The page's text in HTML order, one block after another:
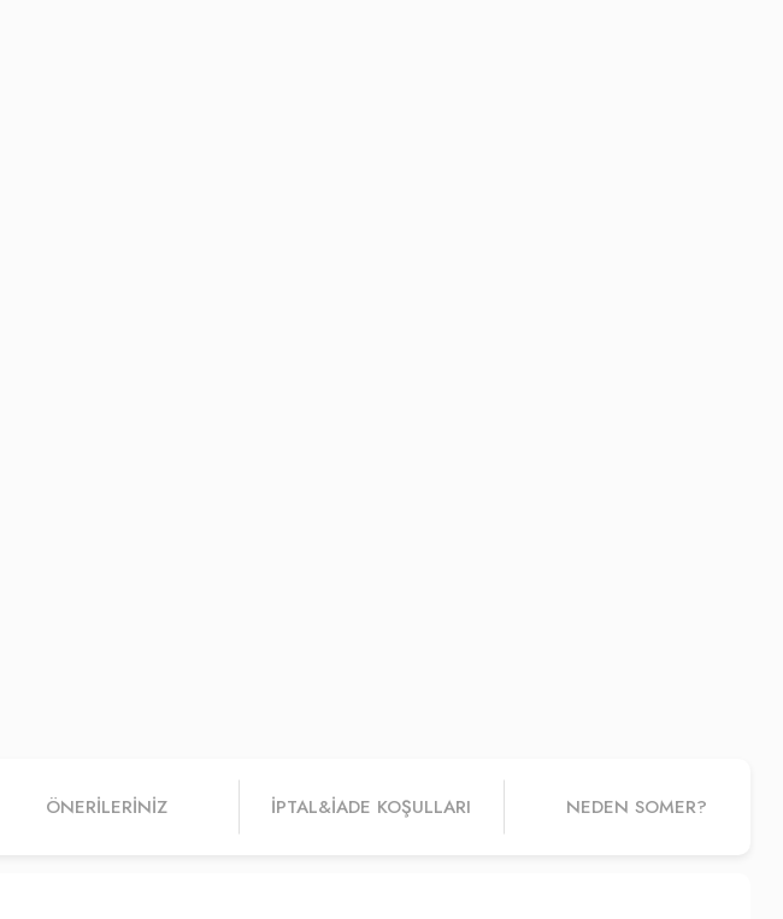
ÖNERILERINIZ İPTAL&IADE KOŞULLARI NEDEN SOMER?